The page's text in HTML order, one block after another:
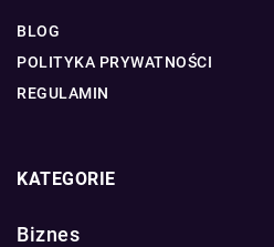
BLOG
POLITYKA PRYWATNOŚCI
REGULAMIN
KATEGORIE
Biznes